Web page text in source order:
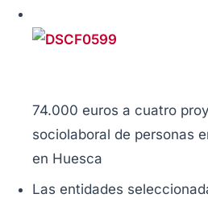
74.000 euros a cuatro
sociolaboral de personas
en Huesca
Las entidades